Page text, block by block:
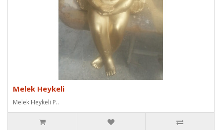
Melek Heykeli
Melek Heykeli P..